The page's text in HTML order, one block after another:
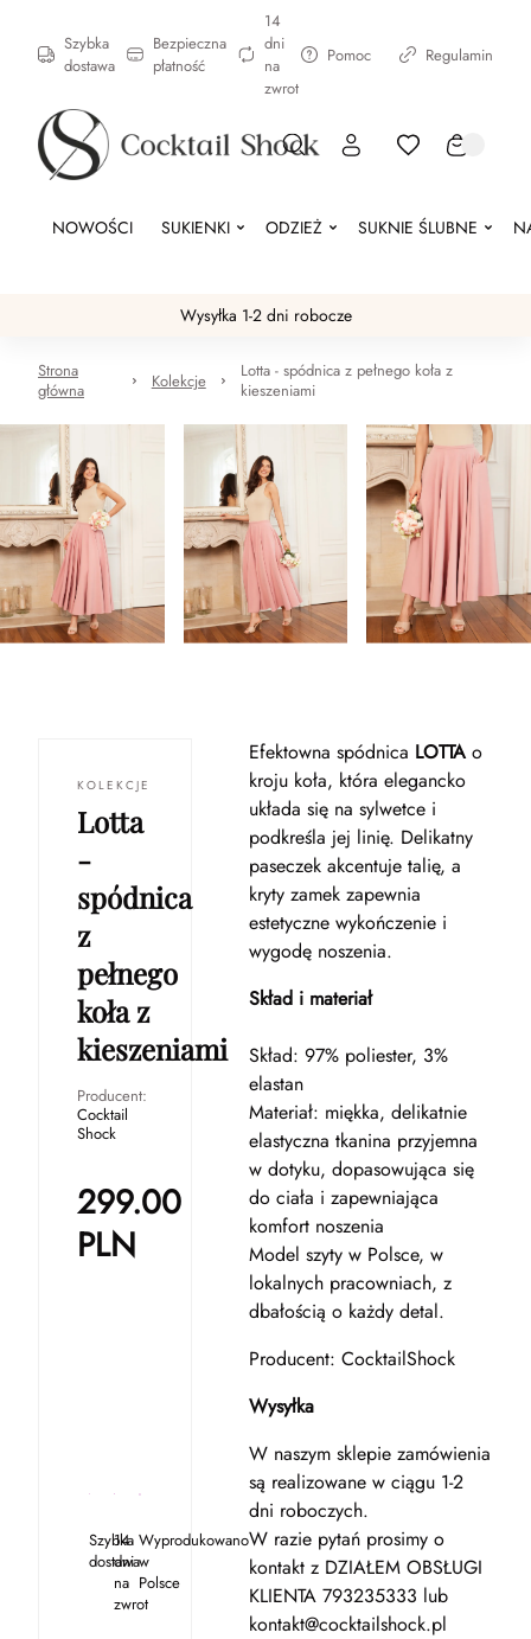
Szybka
dostawa
Bezpieczna
płatność
14
dni
na
zwrot
Pomoc Regulamin
NOWOŚCI SUKIENKI ODZIEŻ SUKNIE ŚLUBNE
Wysyłka 1-2 dni robocze
Strona
główna
Kolekcje
Lotta - spódnica z pełnego koła z
kieszeniami
KOLEKCJE
Lotta
-
spódnica
z
pełnego
koła z
kieszeniami
Producent:
Cocktail
Shock
299.00
PLN
Szybka
dostawa
14
dni
na
zwrot
Wyprodukowano
w
Polsce
Efektowna spódnica LOTTAo
kroju koła, która elegancko
układa się na sylwetce i
podkreśla jej linię. Delikatny
paseczek akcentuje talię, a
kryty zamek zapewnia
estetyczne wykończenie i
wygodę noszenia.
Skład i materiał
Skład: 97% poliester, 3%
elastan
Materiał: miękka, delikatnie
elastyczna tkanina przyjemna
w dotyku, dopasowująca się
do ciała i zapewniająca
komfort noszenia
Model szyty w Polsce, w
lokalnych pracowniach, z
dbałością o każdy detal.
Producent: CocktailShock
Wysyłka
W naszym sklepie zamówienia
są realizowane w ciągu 1-2
dni roboczych.
W razie pytań prosimy o
kontakt z DZIAŁEM OBSŁUGI
KLIENTA 793235333 lub
kontakt@cocktailshock.pl